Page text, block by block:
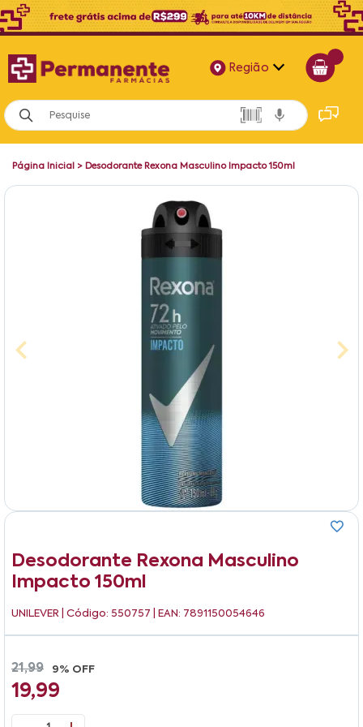
Região
Alagoas
Bahia
Página Inicial > Desodorante Rexona Masculino Impacto 150ml
Desodorante Rexona Masculino
Impacto 150ml
UNILEVER | Código: 550757 | EAN: 7891150054646
21,99 9% OFF
19,99